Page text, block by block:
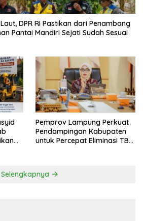
DPR RI Pastikan dari Penambang
Pantai Mandiri Sejati Sudah Sesuai
Pemprov Lampung Perkuat
Pendampingan Kabupaten
untuk Percepat Eliminasi TBC
Selengkapnya